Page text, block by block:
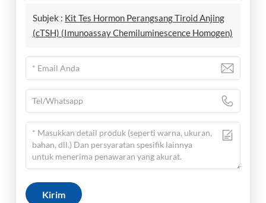
Subjek : Kit Tes Hormon Perangsang Tiroid Anjing
(cTSH) (Imunoassay Chemiluminescence Homogen)
Kirim